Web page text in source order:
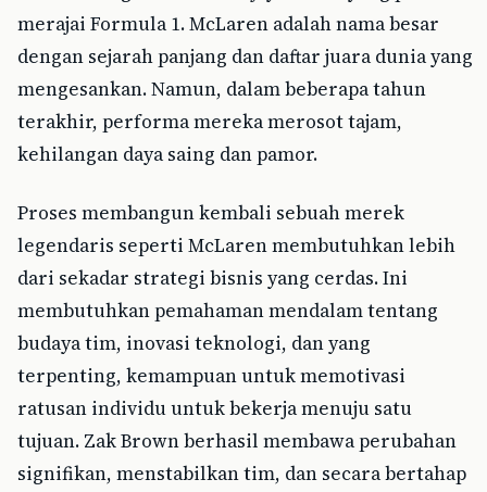
merajai Formula 1. McLaren adalah nama besar
dengan sejarah panjang dan daftar juara dunia yang
mengesankan. Namun, dalam beberapa tahun
terakhir, performa mereka merosot tajam,
kehilangan daya saing dan pamor.
Proses membangun kembali sebuah merek
legendaris seperti McLaren membutuhkan lebih
dari sekadar strategi bisnis yang cerdas. Ini
membutuhkan pemahaman mendalam tentang
budaya tim, inovasi teknologi, dan yang
terpenting, kemampuan untuk memotivasi
ratusan individu untuk bekerja menuju satu
tujuan. Zak Brown berhasil membawa perubahan
signifikan, menstabilkan tim, dan secara bertahap